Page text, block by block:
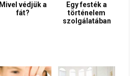
Mivel védjük a
fát?
Egy festék a
történelem
szolgálatában